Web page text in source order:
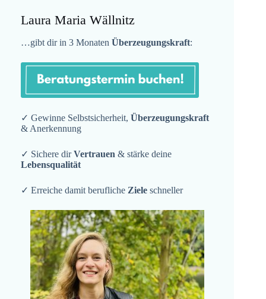
Laura Maria Wällnitz
…gibt dir in 3 Monaten Überzeugungskraft:
✓ Gewinne Selbstsicherheit, Überzeugungskraft
& Anerkennung
✓ Sichere dirVertrauen & stärke deine
Lebensqualität
✓ Erreiche damit berufliche Ziele schneller